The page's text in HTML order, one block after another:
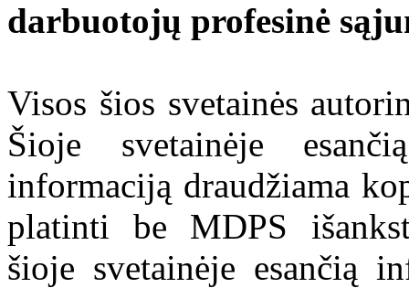
darbuotojų profesinė
Visos šios svetainės
Šioje svetainėje
informaciją draudžiama
platinti be MDPS
šioje svetainėje esančią